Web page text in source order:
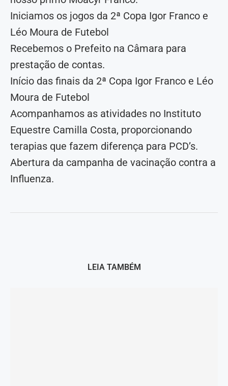
Iniciamos os jogos da 2ª Copa Igor Franco e
Léo Moura de Futebol
Recebemos o Prefeito na Câmara para
prestação de contas.
Início das finais da 2ª Copa Igor Franco e Léo
Moura de Futebol
Acompanhamos as atividades no Instituto
Equestre Camilla Costa, proporcionando
terapias que fazem diferença para PCD’s.
Abertura da campanha de vacinação contra a
Influenza.
LEIA TAMBÉM